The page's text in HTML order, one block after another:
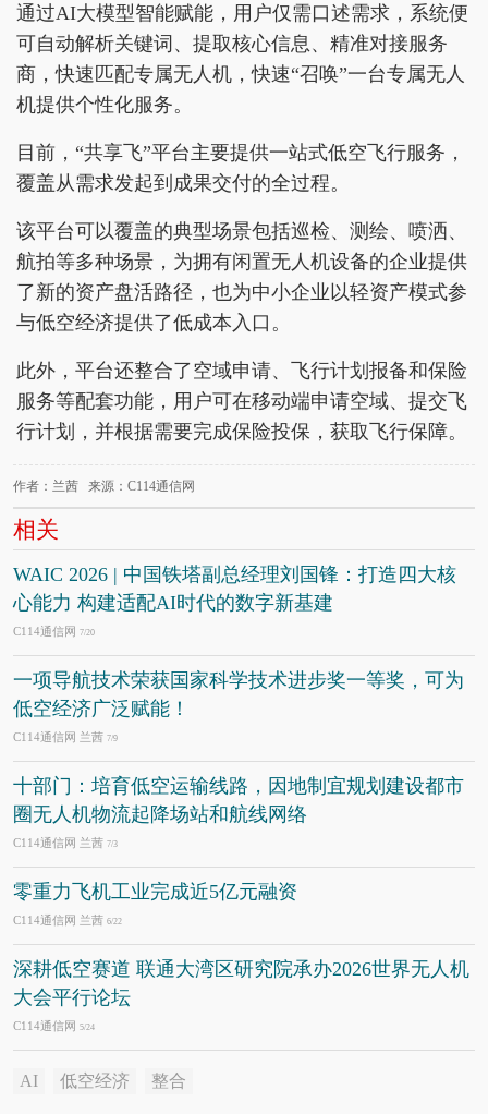
通过AI大模型智能赋能，用户仅需口述需求，系统便
可自动解析关键词、提取核心信息、精准对接服务
商，快速匹配专属无人机，快速“召唤”一台专属无人
机提供个性化服务。
目前，“共享飞”平台主要提供一站式低空飞行服务，
覆盖从需求发起到成果交付的全过程。
该平台可以覆盖的典型场景包括巡检、测绘、喷洒、
航拍等多种场景，为拥有闲置无人机设备的企业提供
了新的资产盘活路径，也为中小企业以轻资产模式参
与低空经济提供了低成本入口。
此外，平台还整合了空域申请、飞行计划报备和保险
服务等配套功能，用户可在移动端申请空域、提交飞
行计划，并根据需要完成保险投保，获取飞行保障。
作者：兰茜 来源：C114通信网
相关
WAIC 2026 | 中国铁塔副总经理刘国锋：打造四大核
心能力 构建适配AI时代的数字新基建
C114通信网 7/20
一项导航技术荣获国家科学技术进步奖一等奖，可为
低空经济广泛赋能！
C114通信网 兰茜 7/9
十部门：培育低空运输线路，因地制宜规划建设都市
圈无人机物流起降场站和航线网络
C114通信网 兰茜 7/3
零重力飞机工业完成近5亿元融资
C114通信网 兰茜 6/22
深耕低空赛道 联通大湾区研究院承办2026世界无人机
大会平行论坛
C114通信网 5/24
AI 低空经济 整合